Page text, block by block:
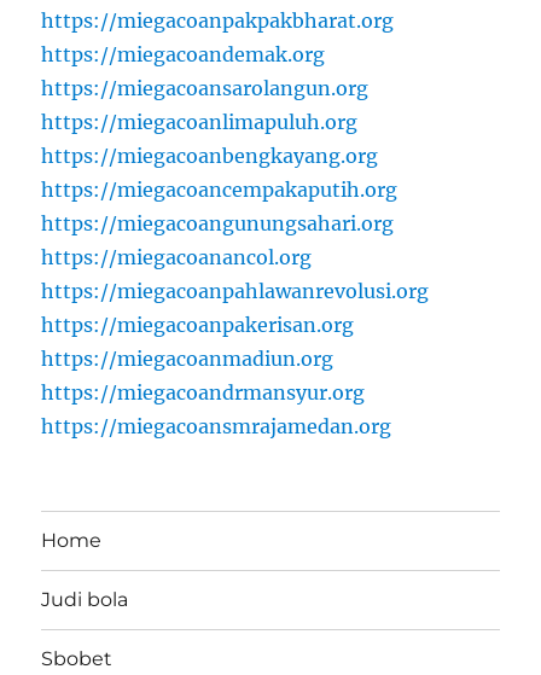
https://miegacoanpakpakbharat.org
https://miegacoandemak.org
https://miegacoansarolangun.org
https://miegacoanlimapuluh.org
https://miegacoanbengkayang.org
https://miegacoancempakaputih.org
https://miegacoangunungsahari.org
https://miegacoanancol.org
https://miegacoanpahlawanrevolusi.org
https://miegacoanpakerisan.org
https://miegacoanmadiun.org
https://miegacoandrmansyur.org
https://miegacoansmrajamedan.org
Home
Judi bola
Sbobet